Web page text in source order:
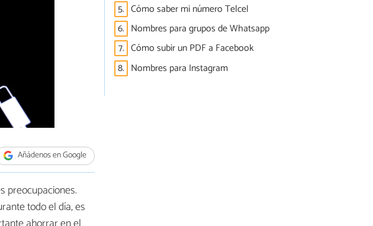
Añádenos en Google
preocupaciones.
todo el día, es
5. Cómo saber mi número Telcel
6. Nombres para grupos de Whatsapp
7. Cómo subir un PDF a Facebook
8. Nombres para Instagram